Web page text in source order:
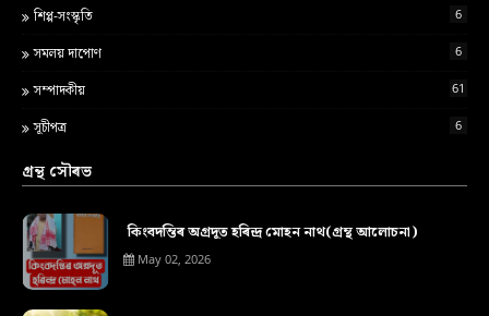
শিপ্প-সংস্কৃতি 6
সমলয় দাপোণ 6
সম্পাদকীয় 61
সূচীপত্ৰ 6
গ্ৰন্থ সৌৰভ
কিংবদন্তিৰ অগ্ৰদূত হৰিন্দ্ৰ মোহন নাথ(গ্ৰন্থ আলোচনা)
May 02, 2026